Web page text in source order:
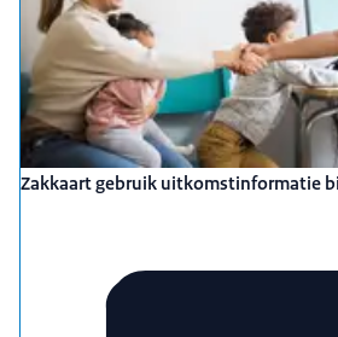
Zakkaart gebruik uitkomstinformatie